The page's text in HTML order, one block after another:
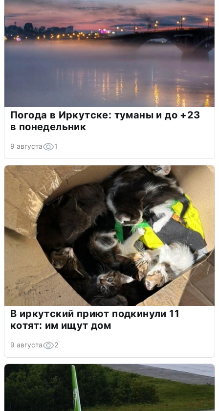
Погода в Иркутске: туманы и до +23
в понедельник
9 августа 1
В иркутский приют подкинули 11
котят: им ищут дом
9 августа 2